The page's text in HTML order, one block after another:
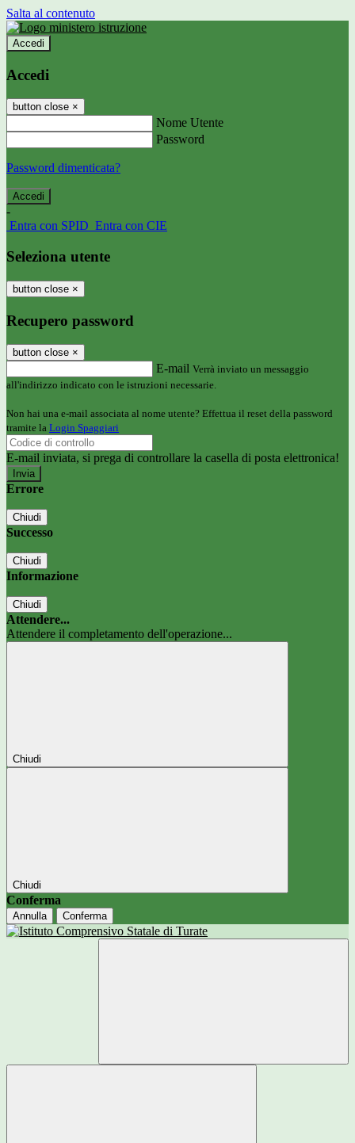
Salta al contenuto
Accedi
Accedi
button close ×
Nome Utente
Password
Password dimenticata?
-
Entra con SPID Entra con CIE
Seleziona utente
button close ×
Recupero password
button close ×
E-mail Verrà inviato un messaggio
all'indirizzo indicato con le istruzioni necessarie.
Non hai una e-mail associata al nome utente? Effettua il reset della password
tramite la Login Spaggiari
E-mail inviata, si prega di controllare la casella di posta elettronica!
Errore
Chiudi
Successo
Chiudi
Informazione
Chiudi
Attendere...
Attendere il completamento dell'operazione...
Chiudi
Chiudi
Conferma
Annulla Conferma